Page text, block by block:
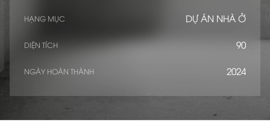
HẠNG MỤC DỰ ÁN NHÀ Ở
DIỆN TÍCH 90
NGÀY HOÀN THÀNH 2024